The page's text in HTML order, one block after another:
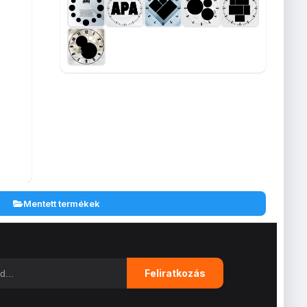
Mentett termékek
Feliratkozás